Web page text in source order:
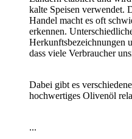
kalte Speisen verwendet.
Handel macht es oft
erkennen.
Herkunftsbezeichnungen
dass viele Verbraucher
Dabei gibt es
hochwertiges Olivenöl
...